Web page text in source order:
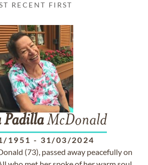
RECENT FIRST
PadillaMcDonald
1951 - 31/03/2024
(73), passed away peacefully on